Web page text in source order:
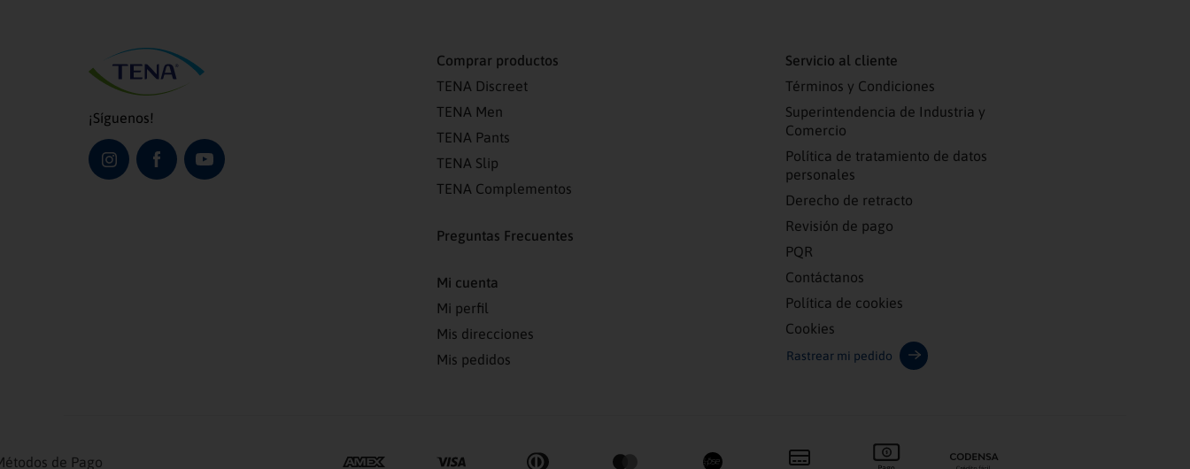
¡Síguenos!
Comprar productos
TENA Discreet
TENA Men
TENA Pants
TENA Slip
TENA Complementos
Preguntas Frecuentes
Mi cuenta
Mi perfil
Mis direcciones
Mis pedidos
Servicio al cliente
Términos y Condiciones
Superintendencia de Industria y
Comercio
Política de tratamiento de datos
personales
Derecho de retracto
Revisión de pago
PQR
Contáctanos
Política de cookies
Cookies
Rastrear mi pedido
de Pago